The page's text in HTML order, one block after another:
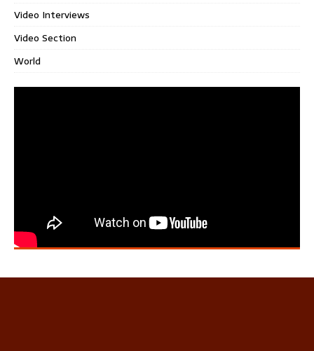
Video Interviews
Video Section
World